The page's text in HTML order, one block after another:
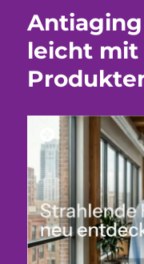
leicht